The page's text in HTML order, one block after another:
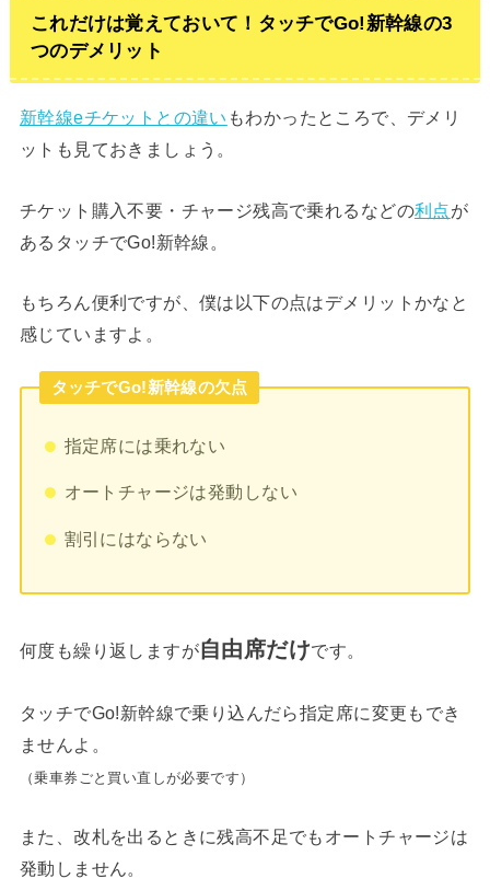
これだけは覚えておいて！タッチでGo!新幹線の3
つのデメリット
新幹線eチケットとの違い もわかったところで、デメリ
ットも見ておきましょう。
チケット購入不要・チャージ残高で乗れるなどの利点が
あるタッチでGo!新幹線。
もちろん便利ですが、僕は以下の点はデメリットかなと
感じていますよ。
タッチでGo!新幹線の欠点
指定席には乗れない
オートチャージは発動しない
割引にはならない
何度も繰り返しますが自由席だけです。
タッチでGo!新幹線で乗り込んだら指定席に変更もでき
ませんよ。
（乗車券ごと買い直しが必要です）
また、改札を出るときに残高不足でもオートチャージは
発動しません。